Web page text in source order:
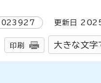
更新日
印刷 大きな文字